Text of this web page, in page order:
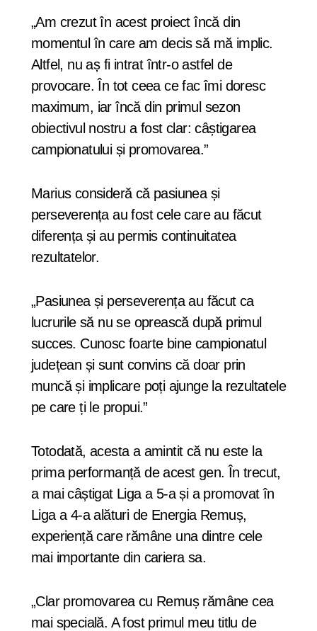
„Am crezut în acest proiect încă din
momentul în care am decis să mă implic.
Altfel, nu aș fi intrat într-o astfel de
provocare. În tot ceea ce fac îmi doresc
maximum, iar încă din primul sezon
obiectivul nostru a fost clar: câștigarea
campionatului și promovarea.”
Marius consideră că pasiunea și
perseverența au fost cele care au făcut
diferența și au permis continuitatea
rezultatelor.
„Pasiunea și perseverența au făcut ca
lucrurile să nu se oprească după primul
succes. Cunosc foarte bine campionatul
județean și sunt convins că doar prin
muncă și implicare poți ajunge la rezultatele
pe care ți le propui.”
Totodată, acesta a amintit că nu este la
prima performanță de acest gen. În trecut,
a mai câștigat Liga a 5-a și a promovat în
Liga a 4-a alături de Energia Remuș,
experiență care rămâne una dintre cele
mai importante din cariera sa.
„Clar promovarea cu Remuș rămâne cea
mai specială. A fost primul meu titlu de